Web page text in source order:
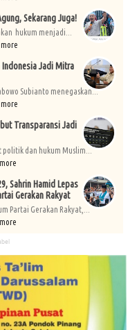
Sekarang Juga!
hukum menjadi...
more
Jadi Mitra
Subianto menegaskan...
more
Transparansi Jadi
politik dan hukum Muslim...
Sahrin Hamid Lepas
Gerakan Rakyat
Partai Gerakan Rakyat,...